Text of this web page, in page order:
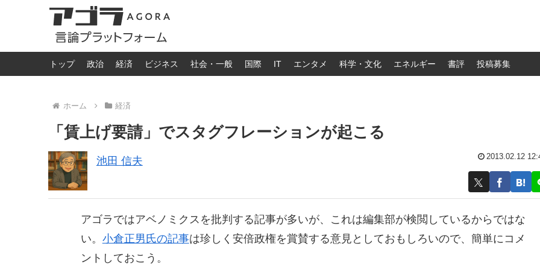
トップ 政治 経済 ビジネス 社会・一般 国際 IT エンタメ 科学・文化 エネルギー 書評 投稿募集
ホーム 経済
「賃上げ要請」でスタグフレーションが起こる
池田 信夫 2013.02.12
アゴラではアベノミクスを批判する記事が多いが、これは編集部が検閲しているからではな
い。 小倉正男氏の記事は珍しく安倍政権を賞賛する意見としておもしろいので、簡単にコメ
ントしておこう。